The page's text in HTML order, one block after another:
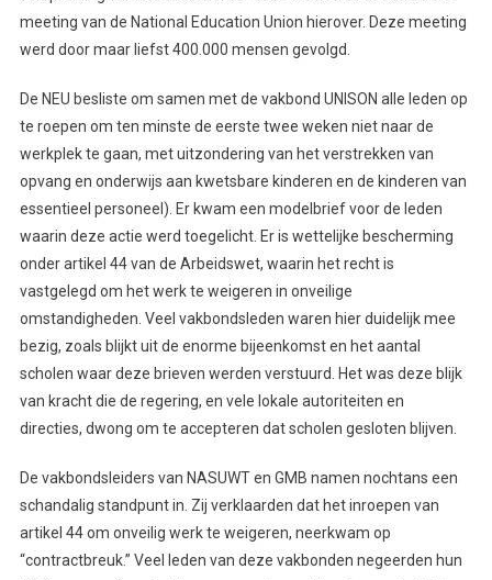
meeting van de National Education Union hierover. Deze meeting
werd door maar liefst 400.000 mensen gevolgd.
De NEU besliste om samen met de vakbond UNISON alle leden op
te roepen om ten minste de eerste twee weken niet naar de
werkplek te gaan, met uitzondering van het verstrekken van
opvang en onderwijs aan kwetsbare kinderen en de kinderen van
essentieel personeel). Er kwam een modelbrief voor de leden
waarin deze actie werd toegelicht. Er is wettelijke bescherming
onder artikel 44 van de Arbeidswet, waarin het recht is
vastgelegd om het werk te weigeren in onveilige
omstandigheden. Veel vakbondsleden waren hier duidelijk mee
bezig, zoals blijkt uit de enorme bijeenkomst en het aantal
scholen waar deze brieven werden verstuurd. Het was deze blijk
van kracht die de regering, en vele lokale autoriteiten en
directies, dwong om te accepteren dat scholen gesloten blijven.
De vakbondsleiders van NASUWT en GMB namen nochtans een
schandalig standpunt in. Zij verklaarden dat het inroepen van
artikel 44 om onveilig werk te weigeren, neerkwam op
“contractbreuk.” Veel leden van deze vakbonden negeerden hun